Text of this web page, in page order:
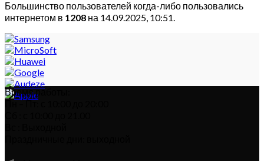
Большинство пользователей когда-либо пользовались
интернетом в 1208 на 14.09.2025, 10:51.
Время работы:
Пн – Пт: с 10:00 до 20:00